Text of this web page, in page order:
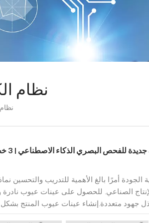
نظام
البصري الذكاء الاصطناعي | 3 خطوات لتقنية توليد العيوب
الجودة أمرًا بالغ الأهمية للتدريب والتحسين
الصناعي. للحصول على عينات عيوب
جهود متعددة.إنشاء عينات عيوب المنتج
منخفض، وجمع عينات العيوب عبر الإنترنت